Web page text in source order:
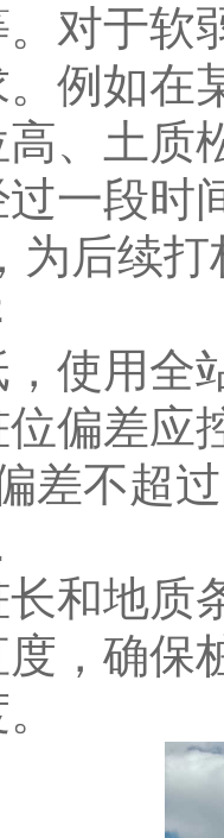
对于软
例如在
、土质
一段时
为后续
使用全
偏差应
差不超
和地质
，确保